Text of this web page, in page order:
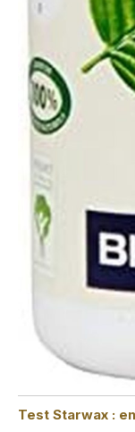
Test Starwax :